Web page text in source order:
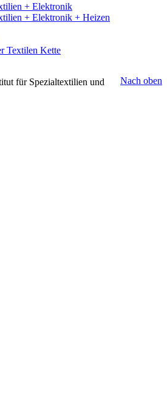
+ Elektronik
+ Elektronik + Heizen
Textilen Kette
Nach oben
für Spezialtextilien und